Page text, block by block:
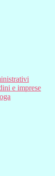
e imprese